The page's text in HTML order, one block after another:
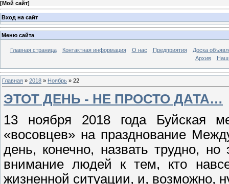
[Мой сайт]
Вход на сайт
Меню сайта
Главная страница Контактная информация О нас Предприятия
Доска
Архив
Главная » 2018 » Ноябрь » 22
ЭТОТ ДЕНЬ - НЕ ПРОСТО ДАТА…
13 ноября 2018 года Буйская
«восовцев» на празднование
день, конечно, назвать трудно,
внимание людей к тем, кто
жизненной ситуации, и, возможно,